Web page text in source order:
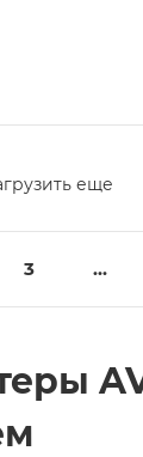
еще
3 ...